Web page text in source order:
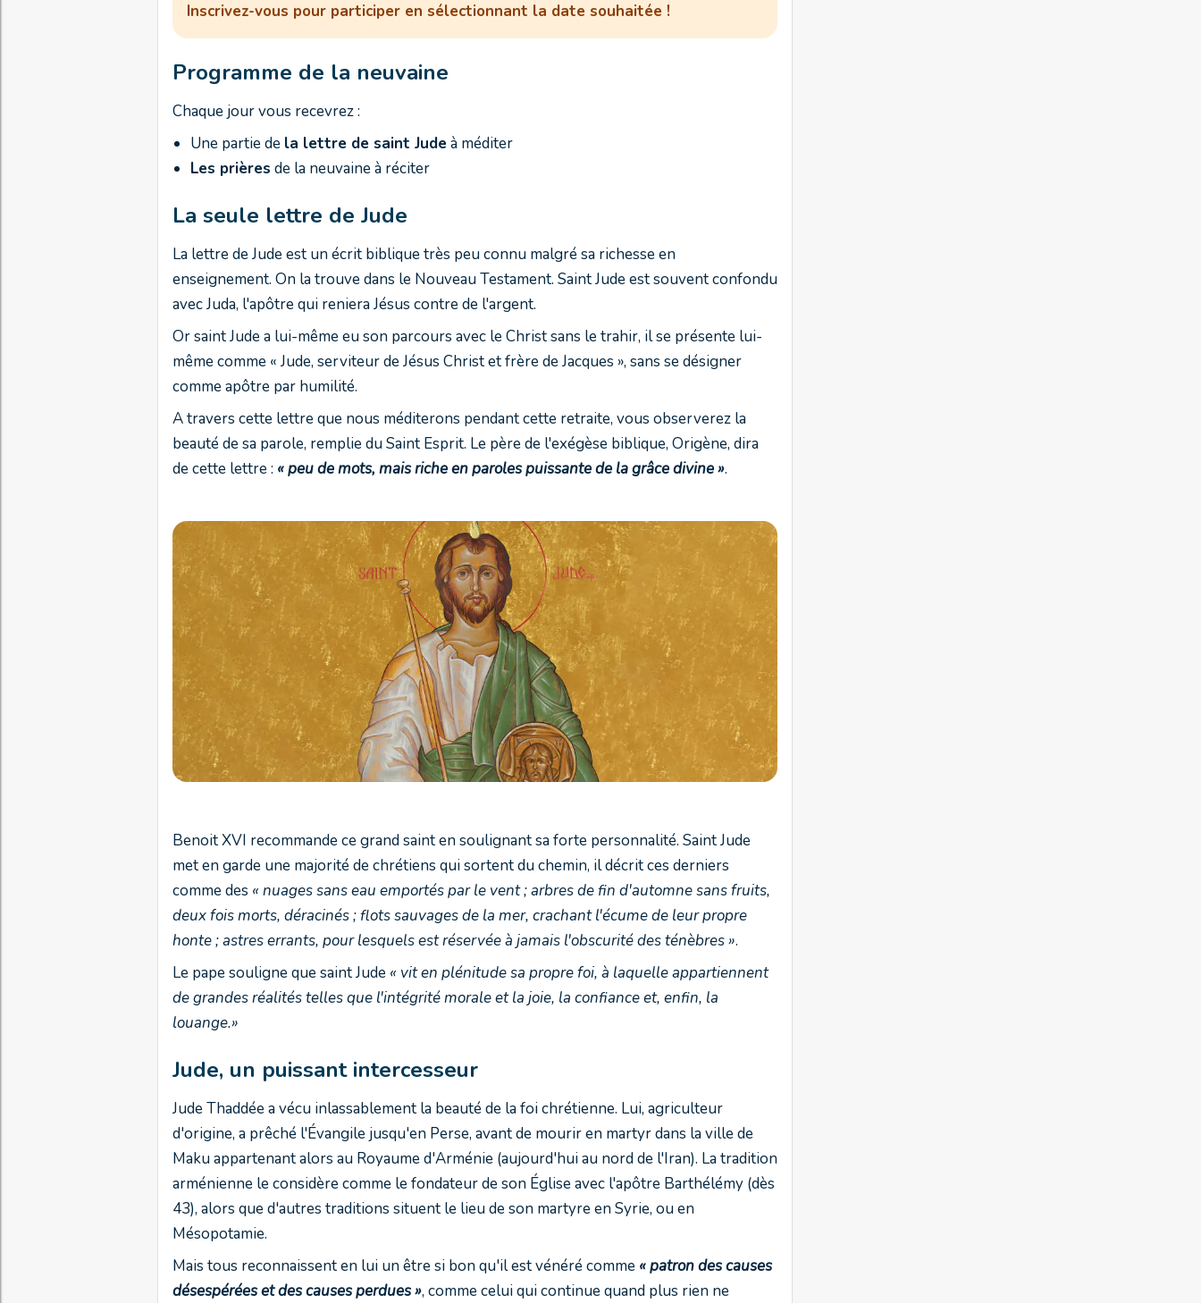
Inscrivez-vous pour participer en sélectionnant la date souhaitée !
Programme de la neuvaine
Chaque jour vous recevrez :
Une partie de la lettre de saint Jude à méditer
Les prières de la neuvaine à réciter
La seule lettre de Jude
La lettre de Jude est un écrit biblique très peu connu malgré sa richesse en
enseignement. On la trouve dans le Nouveau Testament. Saint Jude est souvent confondu
avec Juda, l'apôtre qui reniera Jésus contre de l'argent.
Or saint Jude a lui-même eu son parcours avec le Christ sans le trahir, il se présente lui-
même comme « Jude, serviteur de Jésus Christ et frère de Jacques », sans se désigner
comme apôtre par humilité.
A travers cette lettre que nous méditerons pendant cette retraite, vous observerez la
beauté de sa parole, remplie du Saint Esprit. Le père de l'exégèse biblique, Origène, dira
de cette lettre : « peu de mots, mais riche en paroles puissante de la grâce divine ».
Benoit XVI recommande ce grand saint en soulignant sa forte personnalité. Saint Jude
met en garde une majorité de chrétiens qui sortent du chemin, il décrit ces derniers
comme des « nuages sans eau emportés par le vent ; arbres de fin d'automne sans fruits,
deux fois morts, déracinés ; flots sauvages de la mer, crachant l'écume de leur propre
honte ; astres errants, pour lesquels est réservée à jamais l'obscurité des ténèbres ».
Le pape souligne que saint Jude « vit en plénitude sa propre foi, à laquelle appartiennent
de grandes réalités telles que l'intégrité morale et la joie, la confiance et, enfin, la
louange.»
Jude, un puissant intercesseur
Jude Thaddée a vécu inlassablement la beauté de la foi chrétienne. Lui, agriculteur
d'origine, a prêché l'Évangile jusqu'en Perse, avant de mourir en martyr dans la ville de
Maku appartenant alors au Royaume d'Arménie (aujourd'hui au nord de l'Iran). La tradition
arménienne le considère comme le fondateur de son Église avec l'apôtre Barthélémy (dès
43), alors que d'autres traditions situent le lieu de son martyre en Syrie, ou en
Mésopotamie.
Mais tous reconnaissent en lui un être si bon qu'il est vénéré comme « patron des causes
désespérées et des causes perdues », comme celui qui continue quand plus rien ne